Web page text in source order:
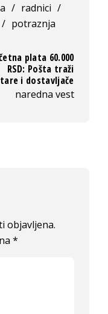
/ radnici /
/ potraznja
plata 60.000
RSD: Pošta traži
i dostavljače
naredna vest
objavljena.
*